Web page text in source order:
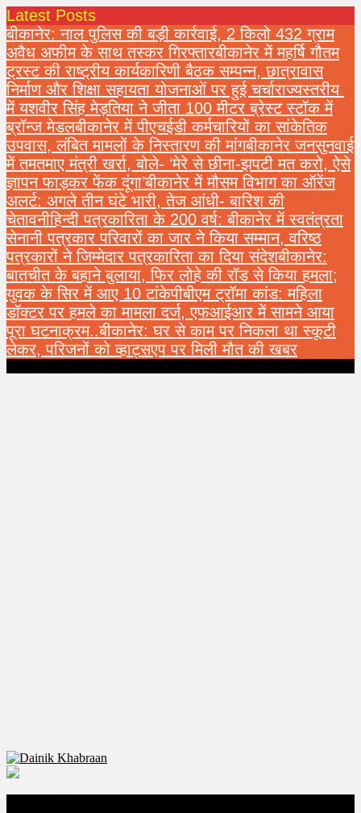
Latest Posts
बीकानेर: नाल पुलिस की बड़ी कार्रवाई, 2 किलो 432 ग्राम
अवैध अफीम के साथ तस्कर गिरफ्तारबीकानेर में महर्षि गौतम
ट्रस्ट की राष्ट्रीय कार्यकारिणी बैठक सम्पन्न, छात्रावास
निर्माण और शिक्षा सहायता योजनाओं पर हुई चर्चाराज्यस्तरीय
में यशवीर सिंह मेड़तिया ने जीता 100 मीटर ब्रेस्ट स्टॉक में
ब्रॉन्ज मेडलबीकानेर में पीएचईडी कर्मचारियों का सांकेतिक
उपवास, लंबित मामलों के निस्तारण की मांगबीकानेर जनसुनवाई
में तमतमाए मंत्री खर्रा, बोले- ‘मेरे से छीना-झपटी मत करो, ऐसे
ज्ञापन फाड़कर फेंक दूंगा’बीकानेर में मौसम विभाग का ऑरेंज
अलर्ट: अगले तीन घंटे भारी, तेज आंधी- बारिश की
चेतावनीहिन्दी पत्रकारिता के 200 वर्ष: बीकानेर में स्वतंत्रता
सेनानी पत्रकार परिवारों का जार ने किया सम्मान, वरिष्ठ
पत्रकारों ने जिम्मेदार पत्रकारिता का दिया संदेशबीकानेर:
बातचीत के बहाने बुलाया, फिर लोहे की रॉड से किया हमला;
युवक के सिर में आए 10 टांकेपीबीएम ट्रॉमा कांड: महिला
डॉक्टर पर हमले का मामला दर्ज, एफआईआर में सामने आया
पूरा घटनाक्रम..बीकानेर: घर से काम पर निकला था स्कूटी
लेकर, परिजनों को व्हाट्सएप पर मिली मौत की खबर
Dainik Khabraan
Bikaner Local News Portal